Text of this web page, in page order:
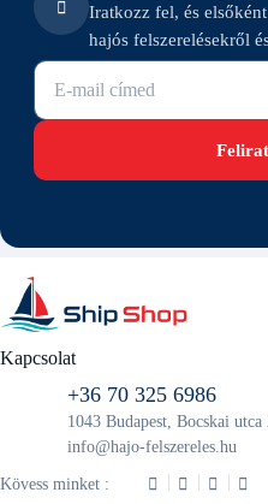
Iratkozz fel, és
hajós felszerelésekről
E-mail cím
Kapcsolat
+36 70 325 6986
1043 Budapest, Bocskai utca
info@hajo-felszereles.hu
Kövess minket :